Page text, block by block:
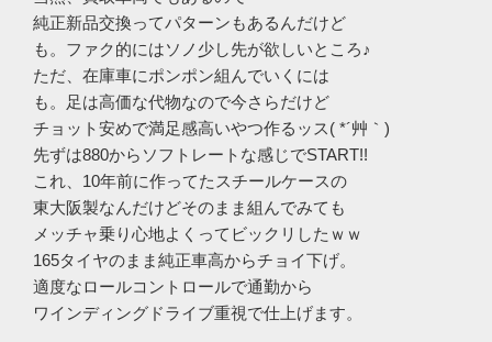
純正新品交換ってパターンもあるんだけど
も。ファク的にはソノ少し先が欲しいところ♪
ただ、在庫車にポンポン組んでいくには
も。足は高価な代物なので今さらだけど
チョット安めで満足感高いやつ作るッス( *´艸｀)
先ずは880からソフトレートな感じでSTART!!
これ、10年前に作ってたスチールケースの
東大阪製なんだけどそのまま組んでみても
メッチャ乗り心地よくってビックリしたｗｗ
165タイヤのまま純正車高からチョイ下げ。
適度なロールコントロールで通勤から
ワインディングドライブ重視で仕上げます。